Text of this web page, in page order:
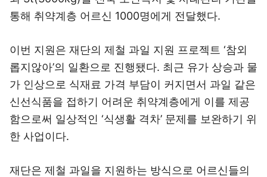
통해 취약계층 어르신 1000명에게 전달했다.
이번 지원은 재단의 제철 과일 지원 프로젝트 ‘참외
롭지않아’의 일환으로 진행됐다. 최근 유가 상승과 물
가 인상으로 식재료 가격 부담이 커지면서 과일 같은
신선식품을 접하기 어려운 취약계층에게 이를 제공
함으로써 일상적인 ‘식생활 격차’ 문제를 보완하기 위
한 사업이다.
재단은 제철 과일을 지원하는 방식으로 어르신들의